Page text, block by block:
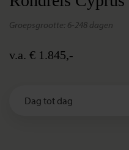
v.a. € 1.845,-
groepsgrootte: 6-24 8 dagen